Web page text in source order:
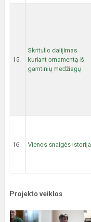
15.
Skritulio dalijimas
kuriant ornamentą iš
gamtinių medžiagų
16. Vienos snaigės istorija
Projekto veiklos